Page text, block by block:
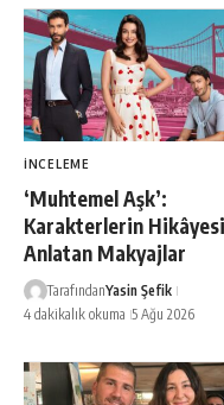
İNCELEME
‘Muhtemel Aşk’:
Karakterlerin
Anlatan Makyajlar
TarafındanYasin Şefik
4 dakikalık okuma 5 Ağu 2026